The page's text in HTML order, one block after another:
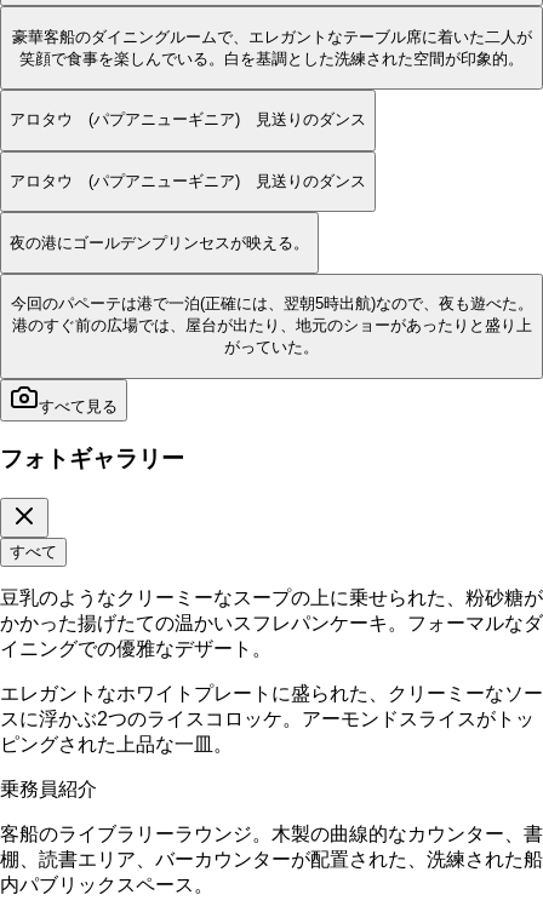
豪華客船のダイニングルームで、エレガントなテーブル席に着いた二人が
笑顔で食事を楽しんでいる。白を基調とした洗練された空間が印象的。
アロタウ (パプアニューギニア) 見送りのダンス
アロタウ (パプアニューギニア) 見送りのダンス
夜の港にゴールデンプリンセスが映える。
今回のパペーテは港で一泊(正確には、翌朝5時出航)なので、夜も遊べた。
港のすぐ前の広場では、屋台が出たり、地元のショーがあったりと盛り上
がっていた。
すべて見る
フォトギャラリー
すべて
豆乳のようなクリーミーなスープの上に乗せられた、粉砂糖が
かかった揚げたての温かいスフレパンケーキ。フォーマルなダ
イニングでの優雅なデザート。
エレガントなホワイトプレートに盛られた、クリーミーなソー
スに浮かぶ2つのライスコロッケ。アーモンドスライスがトッ
ピングされた上品な一皿。
乗務員紹介
客船のライブラリーラウンジ。木製の曲線的なカウンター、書
棚、読書エリア、バーカウンターが配置された、洗練された船
内パブリックスペース。